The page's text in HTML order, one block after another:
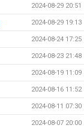
2024-08-29 20:51
2024-08-29 19:13
2024-08-24 17:25
2024-08-23 21:48
2024-08-19 11:09
2024-08-16 11:52
2024-08-11 07:30
2024-08-07 20:00